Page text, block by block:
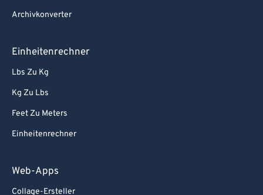
Archivkonverter
Einheitenrechner
Lbs Zu Kg
Kg Zu Lbs
Feet Zu Meters
Einheitenrechner
Web-Apps
Collage-Ersteller